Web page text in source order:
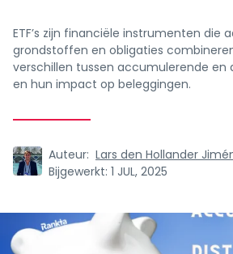
ETF’s zijn financiële instrumenten die
grondstoffen en obligaties
verschillen tussen accumulerende en
en hun impact op beleggingen.
Auteur: Lars den Hollander
Bijgewerkt: 1 JUL, 2025